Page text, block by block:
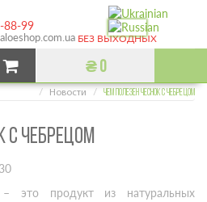
99
БЕЗ ВЫХОДНЫХ
₴ 0
Новости
ЧЕМ ПОЛЕЗЕН ЧЕСНОК С ЧЕБРЕЦОМ
С ЧЕБРЕЦОМ
– это продукт из натуральных